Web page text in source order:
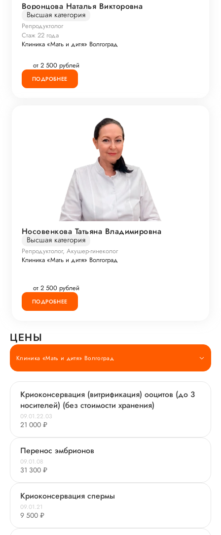
Воронцова Наталья Викторовна
Высшая категория
Репродуктолог
Стаж 22 года
Клиника «Мать и дитя» Волгоград
от 2 500 рублей
ПОДРОБНЕЕ
Носовенкова Татьяна Владимировна
Высшая категория
Репродуктолог, Акушер-гинеколог
Клиника «Мать и дитя» Волгоград
от 2 500 рублей
ПОДРОБНЕЕ
ЦЕНЫ
Клиника «Мать и дитя» Волгоград
Криоконсервация (витрификация) ооцитов (до 3
носителей) (без стоимости хранения)
09.01.22.03
21 000 ₽
Перенос эмбрионов
09.01.08
31 300 ₽
Криоконсервация спермы
09.01.21
9 500 ₽